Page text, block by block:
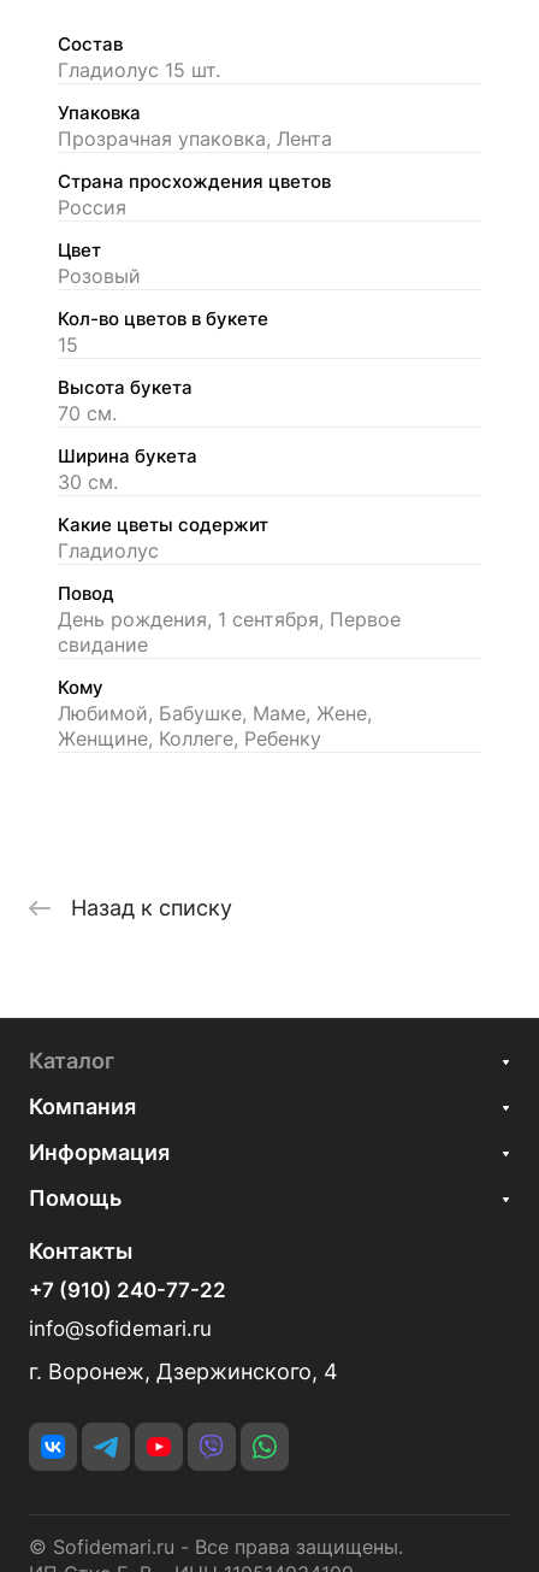
Состав
Гладиолус 15 шт.
Упаковка
Прозрачная упаковка, Лента
Страна просхождения цветов
Россия
Цвет
Розовый
Кол-во цветов в букете
15
Высота букета
70 см.
Ширина букета
30 см.
Какие цветы содержит
Гладиолус
Повод
День рождения, 1 сентября, Первое
свидание
Кому
Любимой, Бабушке, Маме, Жене,
Женщине, Коллеге, Ребенку
Назад к списку
Каталог
Компания
Информация
Помощь
Контакты
+7 (910) 240-77-22
info@sofidemari.ru
г. Воронеж, Дзержинского, 4
© Sofidemari.ru - Все права защищены.